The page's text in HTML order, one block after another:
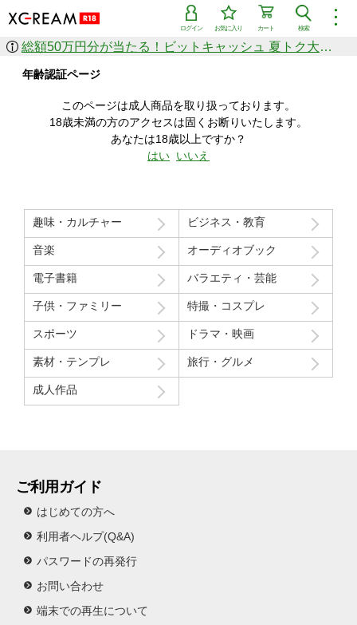
︙
検索
カート
お気に入り
ログイン
作品を探す
ジャンル
シリーズ
人気のセール中商品
新着セール中商品
すべての作品から探す
価格の安い順
価格の高い順
月間ランキング
年間ランキング
総額50万円分が当たる！ビットキャッシュ 夏トク大感謝祭
年齢認証ページ
このページは成人商品を取り扱っております。
18歳未満の方のアクセスは固くお断りいたします。
あなたは18歳以上ですか？
はい いいえ
趣味・カルチャー ビジネス・教育
音楽 オーディオブック
電子書籍 バラエティ・芸能
子供・ファミリー 特撮・コスプレ
スポーツ ドラマ・映画
素材・テンプレ 旅行・グルメ
成人作品
ご利用ガイド
はじめての方へ
利用者ヘルプ(Q&A)
パスワードの再発行
お問い合わせ
端末での再生について